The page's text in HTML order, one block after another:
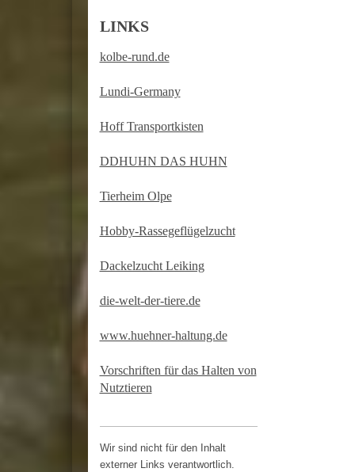
LINKS
kolbe-rund.de
Lundi-Germany
Hoff Transportkisten
DDHUHN DAS HUHN
Tierheim Olpe
Hobby-Rassegeflügelzucht
Dackelzucht Leiking
die-welt-der-tiere.de
www.huehner-haltung.de
Vorschriften für das Halten von
Nutztieren
Wir sind nicht für den Inhalt
externer Links verantwortlich.